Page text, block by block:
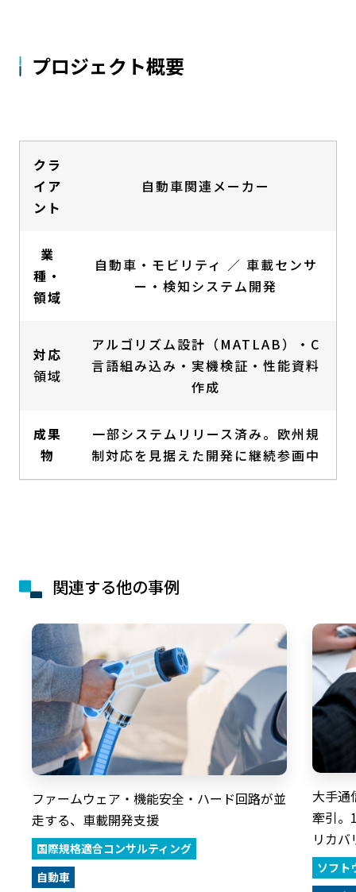
プロジェクト概要
クラ
イア
ント
自動車関連メーカー
業
種・
領域
自動車・モビリティ ／ 車載センサ
ー・検知システム開発
対応
領域
アルゴリズム設計（MATLAB）・C
言語組み込み・実機検証・性能資料
作成
成果
物
一部システムリリース済み。欧州規
制対応を見据えた開発に継続参画中
関連する他の事例
ファームウェア・機能安全・ハード回路が並
走する、車載開発支援
国際規格適合コンサルティング
自動車
大手通
牽引。
リカ
ソフト